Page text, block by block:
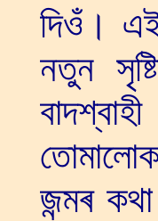
দিওঁ। এই
নতুন
জন্মৰ